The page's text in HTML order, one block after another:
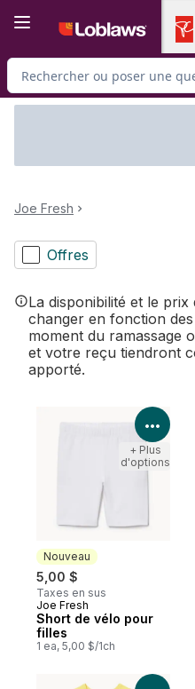
Rechercher des produits
Joe Fresh
Offres
La disponibilité et le
changer en fonction
moment du ramassage
et votre reçu tiendront
apporté.
Nouveau
5,00 $
Taxes en sus
Nouveau
Joe Fresh
Short de vélo pour
filles
1 ea, 5,00 $/1ch
+ Plus
d'options